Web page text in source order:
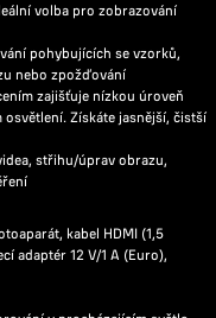
volba pro zobrazování
pohybujících se vzorků,
nebo zpožďování
zajišťuje nízkou úroveň
Získáte jasnější, čistší
střihu/úprav obrazu,
kabel HDMI (1,5
adaptér 12 V/1 A (Euro),